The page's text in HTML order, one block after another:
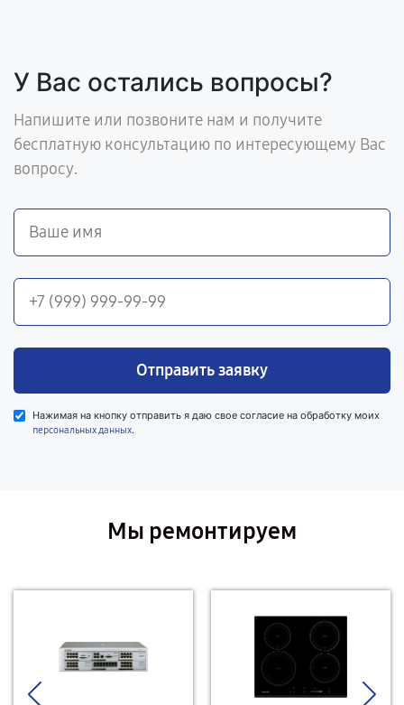
У Вас остались вопросы?
Напишите или позвоните нам и получите
бесплатную консультацию по интересующему Вас
вопросу.
Отправить заявку
Нажимая на кнопку отправить я даю свое согласие на обработку моих
персональных данных.
Мы ремонтируем